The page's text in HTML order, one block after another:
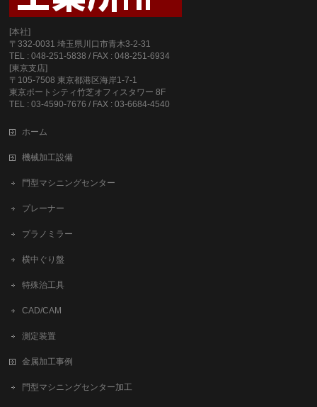
[本社]
〒332-0031 埼玉県川口市青木3-2-31
TEL : 048-251-5838 / FAX : 048-251-6934
[東京支店]
〒105-7508 東京都港区海岸1-7-1
東京ポートシティ竹芝オフィスタワー 8F
TEL : 03-4590-7676 / FAX : 03-6684-4540
ホーム
機械加工設備
門型マシニングセンター
プレーナー
プラノミラー
横中ぐり盤
特殊治工具
CAD/CAM
測定装置
金属加工事例
門型マシニングセンター加工